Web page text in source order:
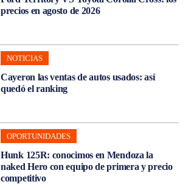
precios en agosto de 2026
NOTICIAS
Cayeron las ventas de autos usados: así
quedó el ranking
OPORTUNIDADES
Hunk 125R: conocimos en Mendoza la
naked Hero con equipo de primera y precio
competitivo